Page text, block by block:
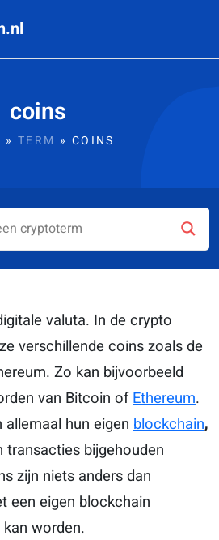
coins
» TERM » COINS
valuta. In de crypto
verschillende coins zoals de
Zo kan bijvoorbeeld
van Bitcoin ofEthereum.
hun eigen blockchain,
transacties bijgehouden
zijn niets anders dan
een eigen blockchain
worden.